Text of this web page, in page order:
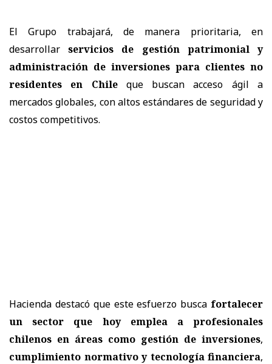
El Grupo trabajará, de manera prioritaria, en
desarrollarservicios de gestión patrimonial y
administración de inversiones para clientes no
residentes en Chileque buscan acceso ágil a
mercados globales, con altos estándares de seguridad y
costos competitivos.
Hacienda destacó que este esfuerzo busca fortalecer
un sector que hoy emplea a profesionales
chilenos en áreas como gestión de inversiones,
cumplimiento normativo y tecnología financiera,